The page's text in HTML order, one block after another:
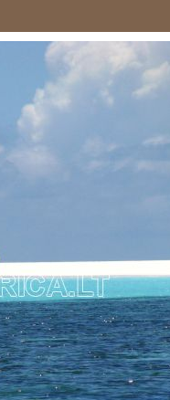
KELIAUTOJŲ ĮSPŪDŽIAI
Zanzibaras